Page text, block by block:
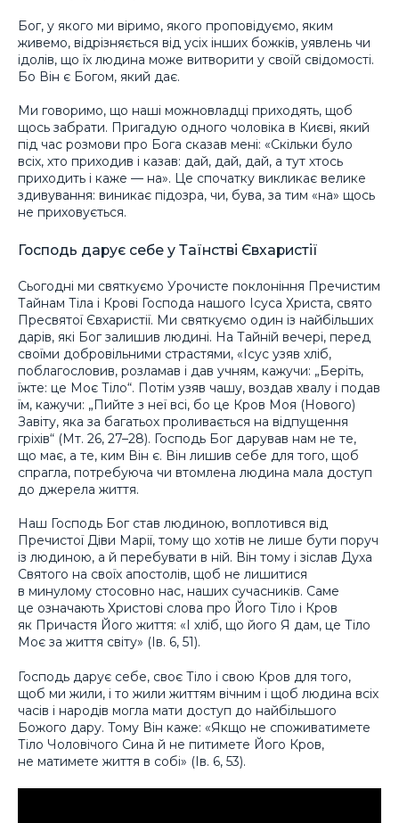
Бог, у якого ми віримо, якого проповідуємо, яким
живемо, відрізняється від усіх інших божків, уявлень чи
ідолів, що їх людина може витворити у своїй свідомості.
Бо Він є Богом, який дає.
Ми говоримо, що наші можновладці приходять, щоб
щось забрати. Пригадую одного чоловіка в Києві, який
під час розмови про Бога сказав мені: «Скільки було
всіх, хто приходив і казав: дай, дай, дай, а тут хтось
приходить і каже — на». Це спочатку викликає велике
здивування: виникає підозра, чи, бува, за тим «на» щось
не приховується.
Господь дарує себе у Таїнстві Євхаристії
Сьогодні ми святкуємо Урочисте поклоніння Пречистим
Тайнам Тіла і Крові Господа нашого Ісуса Христа, свято
Пресвятої Євхаристії. Ми святкуємо один із найбільших
дарів, які Бог залишив людині. На Тайній вечері, перед
своїми добровільними страстями, «Ісус узяв хліб,
поблагословив, розламав і дав учням, кажучи: „Беріть,
їжте: це Моє Тіло“. Потім узяв чашу, воздав хвалу і подав
їм, кажучи: „Пийте з неї всі, бо це Кров Моя (Нового)
Завіту, яка за багатьох проливається на відпущення
гріхів“ (Мт. 26, 27–28). Господь Бог дарував нам не те,
що має, а те, ким Він є. Він лишив себе для того, щоб
спрагла, потребуюча чи втомлена людина мала доступ
до джерела життя.
Наш Господь Бог став людиною, воплотився від
Пречистої Діви Марії, тому що хотів не лише бути поруч
із людиною, а й перебувати в ній. Він тому і зіслав Духа
Святого на своїх апостолів, щоб не лишитися
в минулому стосовно нас, наших сучасників. Саме
це означають Христові слова про Його Тіло і Кров
як Причастя Його життя: «І хліб, що його Я дам, це Тіло
Моє за життя світу» (Ів. 6, 51).
Господь дарує себе, своє Тіло і свою Кров для того,
щоб ми жили, і то жили життям вічним і щоб людина всіх
часів і народів могла мати доступ до найбільшого
Божого дару. Тому Він каже: «Якщо не споживатимете
Тіло Чоловічого Сина й не питимете Його Кров,
не матимете життя в собі» (Ів. 6, 53).